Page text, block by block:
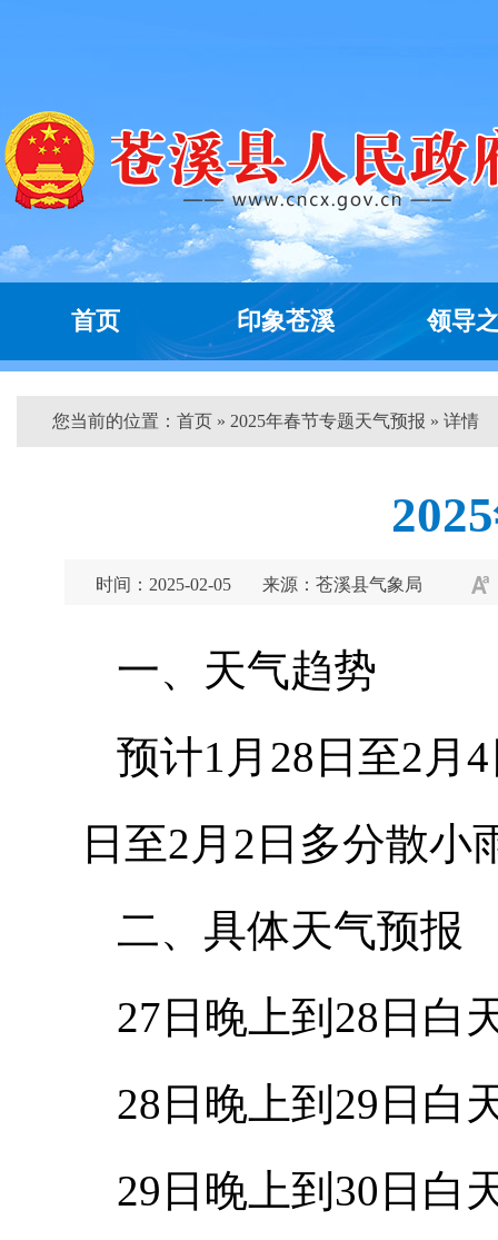
首页 印象苍溪 领导
您当前的位置： 首页 » 2025年春节专题天气预报 » 详情
时间：2025-02-05 来源：苍溪县气象局
一、天气趋势
预计1月28日至2月
日至2月2日多分散小
二、具体天气预报
27日晚上到28日白
28日晚上到29日白
29日晚上到30日白